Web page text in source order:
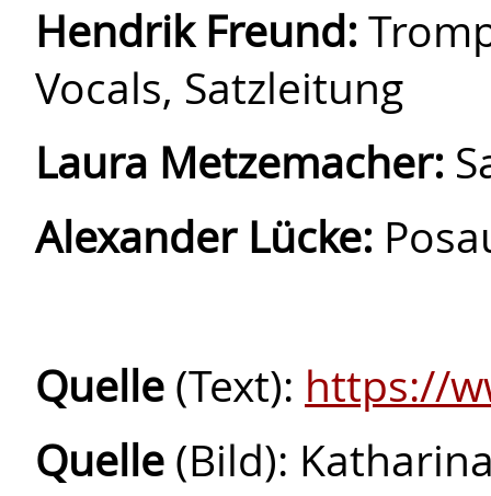
Hendrik Freund:
Vocals, Satzleitung
Laura Metzemacher:
Alexander Lücke:
Quelle (Text): https://
Quelle (Bild):